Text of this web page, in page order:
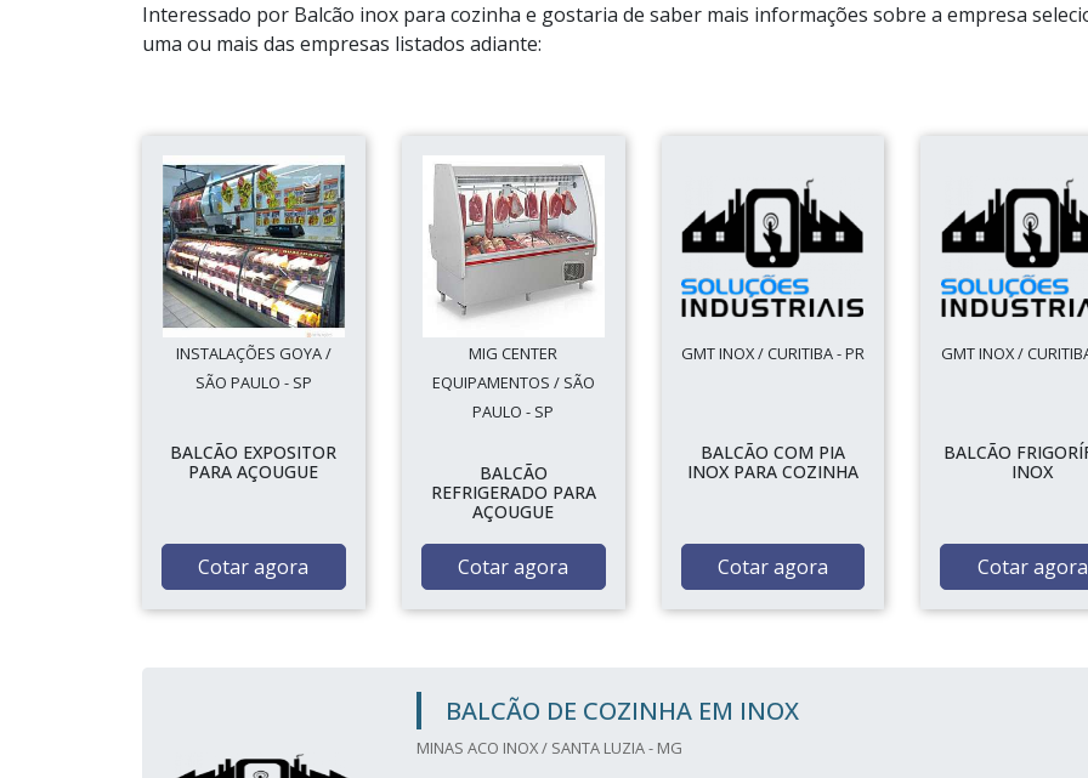
Interessado por Balcão inox para cozinha e gostaria de saber mais informações sobre a empresa
uma ou mais das empresas listados adiante:
INSTALAÇÕES GOYA /
SÃO PAULO - SP
BALCÃO EXPOSITOR
PARA AÇOUGUE
Cotar agora
MIG CENTER
EQUIPAMENTOS / SÃO
PAULO - SP
BALCÃO
REFRIGERADO PARA
AÇOUGUE
Cotar agora
GMT INOX / CURITIBA - PR
BALCÃO COM PIA
INOX PARA COZINHA
Cotar agora
GMT INOX /
BALCÃO
INOX
Cotar agora
BALCÃO DE COZINHA EM INOX
MINAS ACO INOX / SANTA LUZIA - MG